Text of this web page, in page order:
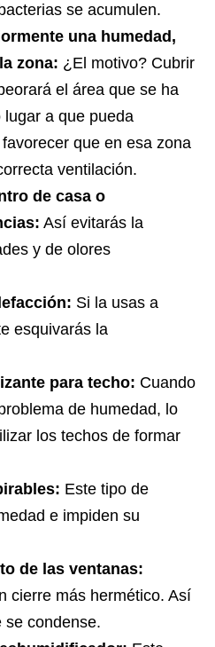
se acumulen.
una humedad,
zona: ¿El motivo? Cubrir
el área que se ha
a que pueda
que en esa zona
ventilación.
de casa o
Así evitarás la
y de olores
Si la usas a
esquivarás la
para techo: Cuando
de humedad, lo
los techos de formar
Este tipo de
e impiden su
de las ventanas:
cierre más hermético. Así
se condense.